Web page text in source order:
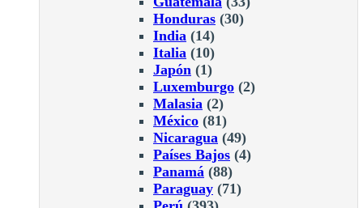
Honduras (30)
India (14)
Italia (10)
Japón (1)
Luxemburgo (2)
Malasia (2)
México (81)
Nicaragua (49)
Países Bajos (4)
Panamá (88)
Paraguay (71)